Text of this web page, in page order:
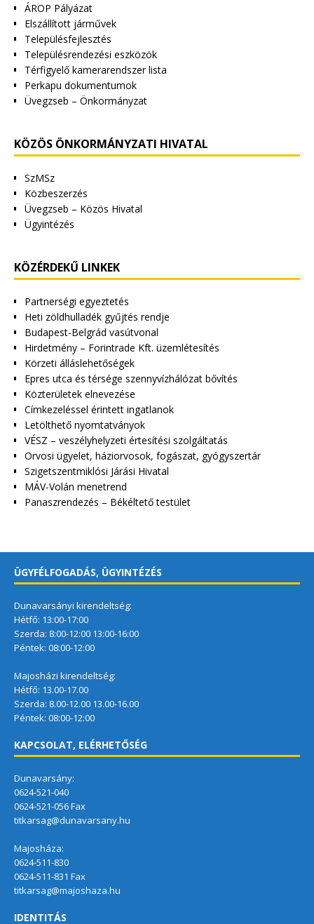
ÁROP Pályázat
Elszállított járművek
Településfejlesztés
Településrendezési eszközök
Térfigyelő kamerarendszer lista
Perkapu dokumentumok
Üvegzseb – Önkormányzat
KÖZÖS ÖNKORMÁNYZATI HIVATAL
SzMSz
Közbeszerzés
Üvegzseb – Közös Hivatal
Ügyintézés
KÖZÉRDEKŰ LINKEK
Partnerségi egyeztetés
Heti zöldhulladék gyűjtés rendje
Budapest-Belgrád vasútvonal
Hirdetmény – Forintrade Kft. üzemlétesítés
Körzeti álláslehetőségek
Epres utca és térsége szennyvízhálózat bővítés
Közterületek elnevezése
Címkezeléssel érintett ingatlanok
Letölthető nyomtatványok
VÉSZ – veszélyhelyzeti értesítési szolgáltatás
Orvosi ügyelet, háziorvosok, fogászat, gyógyszertár
Szigetszentmiklósi Járási Hivatal
MÁV-Volán menetrend
Panaszrendezés – Békéltető testület
ÜGYFÉLFOGADÁS, ÜGYINTÉZÉS
Dunavarsányi kirendeltség:
Hétfő: 13:00-17:00
Szerda: 8:00-12:00 13:00-16:00
Péntek: 08:00-12:00
Majosházi kirendeltség:
Hétfő: 13.00-17.00
Szerda: 8.00-12.00 13.00-16.00
Péntek: 08:00-12:00
KAPCSOLAT, ELÉRHETŐSÉG
Dunavarsány:
0624-521-040
0624-521-056 Fax
titkarsag@dunavarsany.hu
Majosháza:
0624-511-830
0624-511-831 Fax
titkarsag@majoshaza.hu
IDENTITÁS